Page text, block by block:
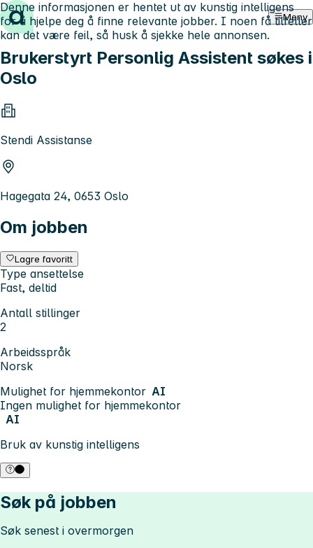
Hopp til innhold Meny
Brukerstyrt Personlig Assistent søkes i
Oslo
Stendi Assistanse
Hagegata 24, 0653 Oslo
Om jobben
Lagre favoritt
Type ansettelse
Fast, deltid
Antall stillinger
2
Arbeidsspråk
Norsk
Mulighet for hjemmekontor AI
Ingen mulighet for hjemmekontor
AI
Bruk av kunstig intelligens
Denne informasjonen er hentet ut av kunstig intelligens
for å hjelpe deg å finne relevante jobber. I noen få tilfeller
kan det være feil, så husk å sjekke hele annonsen.
Søk på jobben
Søk senest i overmorgen